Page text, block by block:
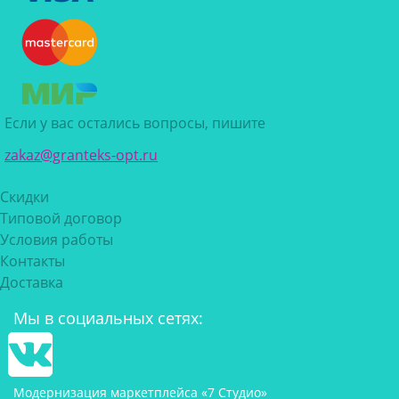
Если у вас остались вопросы, пишите
zakaz@granteks-opt.ru
Скидки
Типовой договор
Условия работы
Контакты
Доставка
Мы в социальных сетях:
Модернизация маркетплейса «7 Студио»